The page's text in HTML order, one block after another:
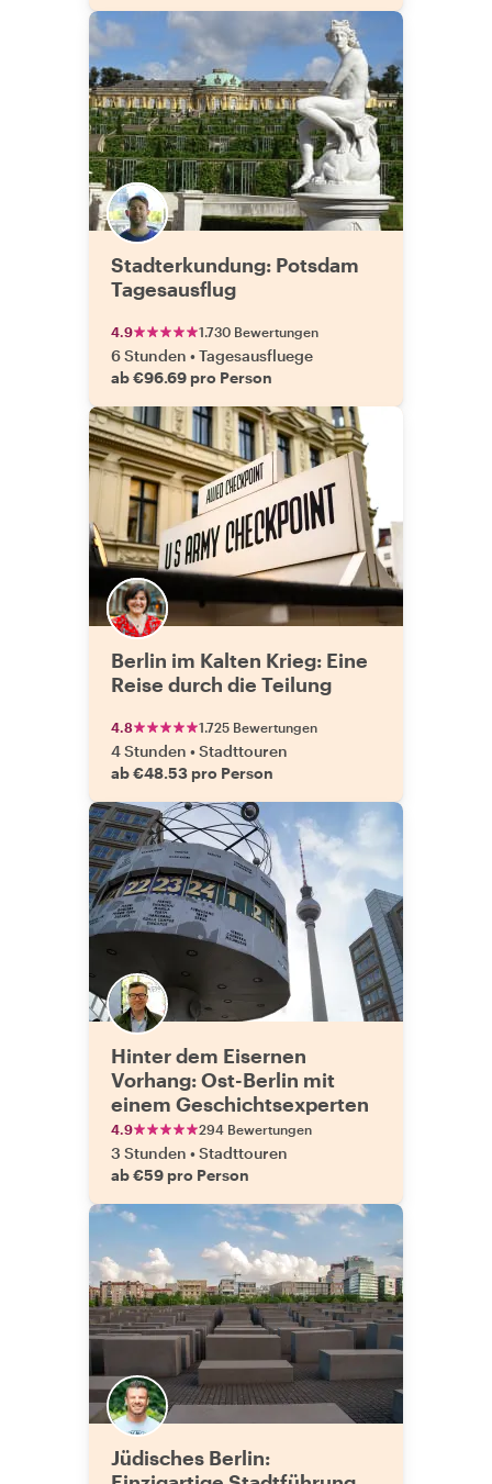
Stadterkundung: Potsdam
Tagesausflug
4.9 1.730 Bewertungen
6 Stunden •Tagesausfluege
ab €96.69 pro Person
Berlin im Kalten Krieg: Eine
Reise durch die Teilung
4.8 1.725 Bewertungen
4 Stunden •Stadttouren
ab €48.53 pro Person
Hinter dem Eisernen
Vorhang: Ost-Berlin mit
einem Geschichtsexperten
4.9 294 Bewertungen
3 Stunden •Stadttouren
ab €59 pro Person
Jüdisches Berlin: